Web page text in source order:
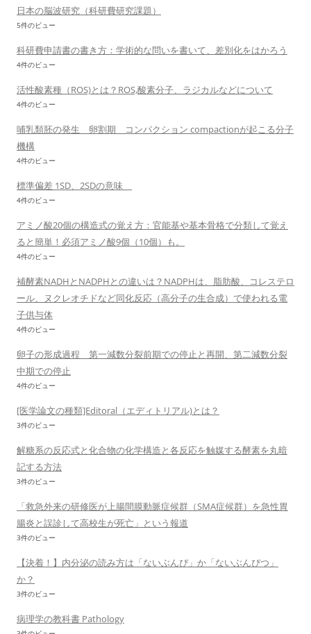
日本の脳波研究（科研費研究課題）
5件のビュー
科研費申請書の書き方：学術的な問いを書いて、差別化をはかろう
4件のビュー
活性酸素種（ROS)とは？ROS,酸素分子、ラジカルなどについて
4件のビュー
哺乳類胚の発生 卵割期 コンパクション compactionが起こる分子
機構
4件のビュー
標準偏差 1SD、2SDの意味
4件のビュー
アミノ酸20個の構造式の覚え方：官能基や基本骨格で分類して覚え
ると簡単！必須アミノ酸9個（10個）も。
4件のビュー
補酵素NADHとNADPHとの違いは？NADPHは、脂肪酸、コレステロ
ール、ヌクレオチドなど同化反応（高分子の生合成）で使われる電
子供与体
4件のビュー
卵子の形成過程 第一減数分裂前期での停止と再開、第二減数分裂
中期での停止
4件のビュー
[医学論文の種類]Editoral（エディトリアル)とは？
3件のビュー
解糖系の反応式と化合物の化学構造と各反応を触媒する酵素を丸暗
記する方法
3件のビュー
「救急外来の研修医が上腸間膜動脈症候群（SMA症候群）を急性胃
腸炎と誤診して高校生が死亡」という報道
3件のビュー
【決着！】内分泌の読み方は「ないぶんぴ」か「ないぶんぴつ」
か？
3件のビュー
病理学の教科書 Pathology